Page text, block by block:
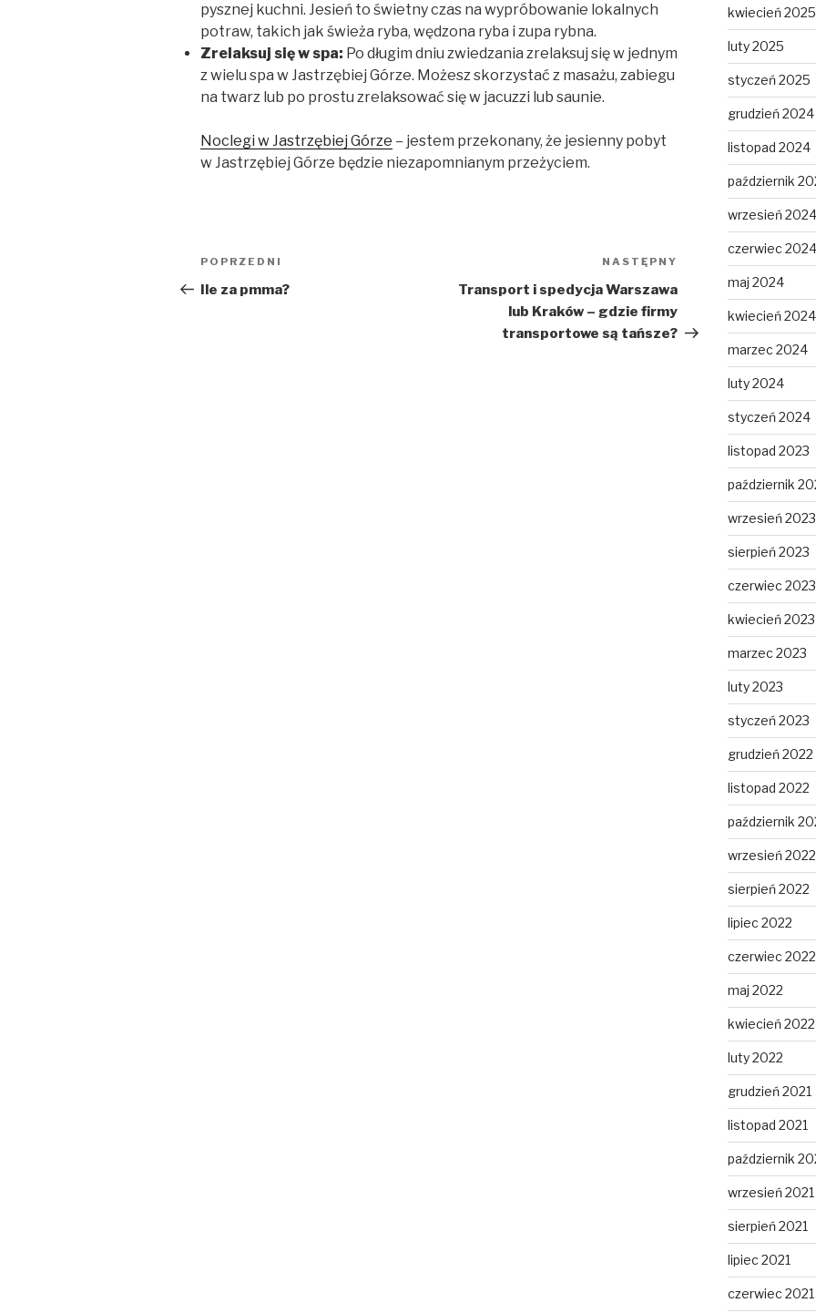
pysznej kuchni. Jesień to świetny czas na wypróbowanie lokalnych
potraw, takich jak świeża ryba, wędzona ryba i zupa rybna.
Zrelaksuj się w spa: Po długim dniu zwiedzania zrelaksuj się w jednym
z wielu spa w Jastrzębiej Górze. Możesz skorzystać z masażu, zabiegu
na twarz lub po prostu zrelaksować się w jacuzzi lub saunie.
Noclegi w Jastrzębiej Górze – jestem przekonany, że jesienny pobyt
w Jastrzębiej Górze będzie niezapomnianym przeżyciem.
Nawigacja
wpisu
Poprzedni
wpis
POPRZEDNI
Ile za pmma?
Następny
wpis
NASTĘPNY
Transport i spedycja Warszawa
lub Kraków – gdzie firmy
transportowe są tańsze?
kwiecień 2025
luty 2025
styczeń 2025
grudzień 2024
listopad 2024
październik
wrzesień 2024
czerwiec 2024
maj 2024
kwiecień 2024
marzec 2024
luty 2024
styczeń 2024
listopad 2023
październik
wrzesień 2023
sierpień 2023
czerwiec 2023
kwiecień 2023
marzec 2023
luty 2023
styczeń 2023
grudzień 2022
listopad 2022
październik
wrzesień 2022
sierpień 2022
lipiec 2022
czerwiec 2022
maj 2022
kwiecień 2022
luty 2022
grudzień 2021
listopad 2021
październik
wrzesień 2021
sierpień 2021
lipiec 2021
czerwiec 2021